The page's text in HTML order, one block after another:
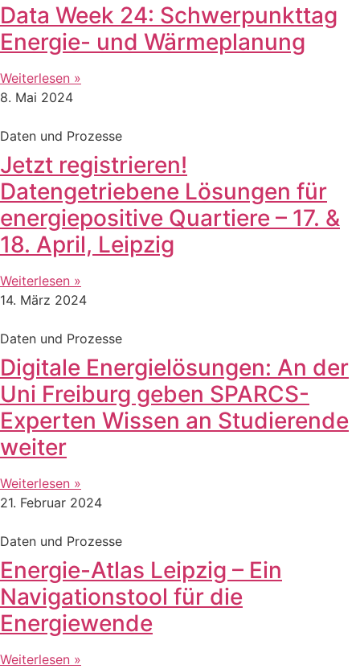
Data Week 24: Schwerpunkttag
Energie- und Wärmeplanung
Weiterlesen »
8. Mai 2024
Daten und Prozesse
Jetzt registrieren!
Datengetriebene Lösungen für
energiepositive Quartiere – 17. &
18. April, Leipzig
Weiterlesen »
14. März 2024
Daten und Prozesse
Digitale Energielösungen: An der
Uni Freiburg geben SPARCS-
Experten Wissen an Studierende
weiter
Weiterlesen »
21. Februar 2024
Daten und Prozesse
Energie-Atlas Leipzig – Ein
Navigationstool für die
Energiewende
Weiterlesen »